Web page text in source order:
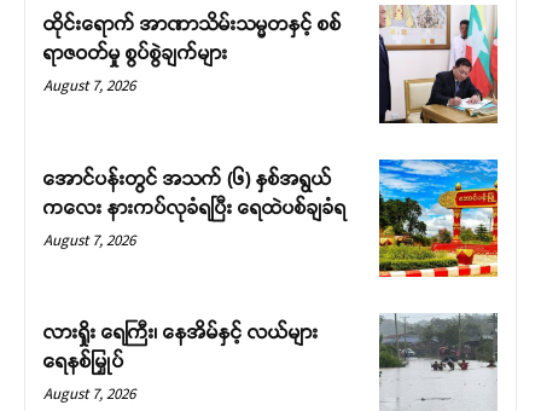
ထိုင်းရောက် အာဏာသိမ်းသမ္မတနှင့် စစ်
ရာဇဝတ်မှု စွပ်စွဲချက်များ
August 7, 2026
အောင်ပန်းတွင် အသက် (၆) နှစ်အရွယ်
ကလေး နားကပ်လုခံရပြီး ရေထဲပစ်ချခံရ
August 7, 2026
လားရှိုး ရေကြီး၊ နေအိမ်နှင့် လယ်များ
ရေနစ်မြှုပ်
August 7, 2026